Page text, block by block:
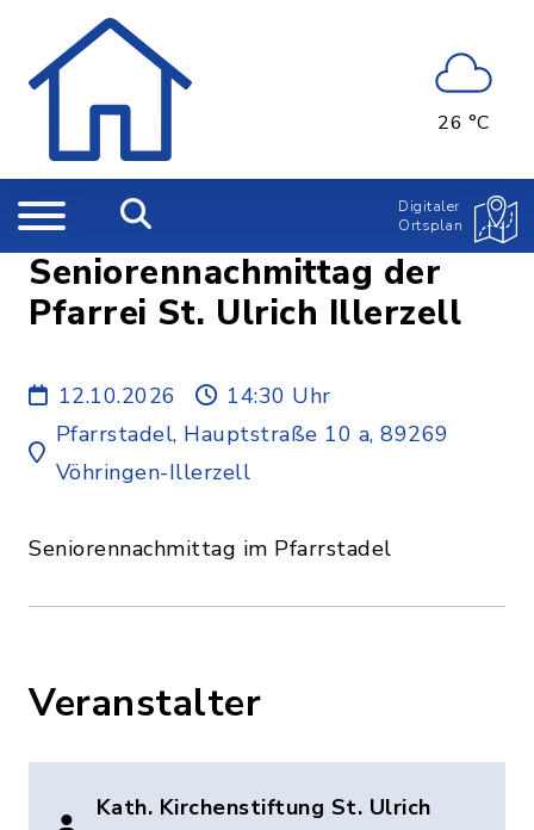
26 °C
Digitaler
Ortsplan
Seniorennachmittag der
Pfarrei St. Ulrich Illerzell
12.10.2026
14:30 Uhr
Pfarrstadel, Hauptstraße 10 a, 89269
Vöhringen-Illerzell
Seniorennachmittag im Pfarrstadel
Veranstalter
Kath. Kirchenstiftung St. Ulrich